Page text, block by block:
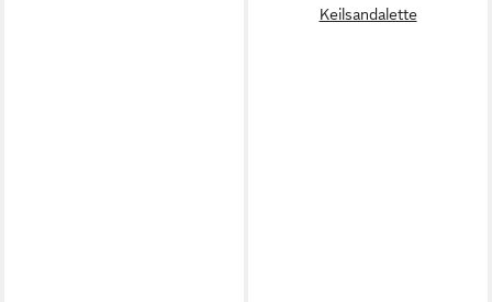
Keilsandalette